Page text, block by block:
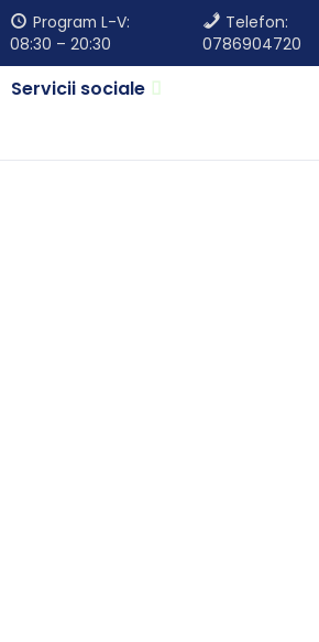
Program L-V:
08:30 – 20:30
Telefon:
0786904720
Servicii sociale